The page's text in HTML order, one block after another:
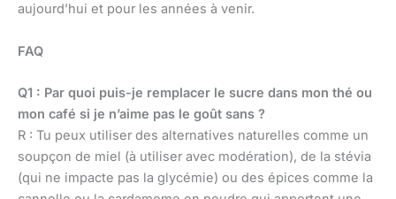
aujourd’hui et pour les années à venir.
FAQ
Q1 : Par quoi puis-je remplacer le sucre dans mon thé ou
mon café si je n’aime pas le goût sans ?
R : Tu peux utiliser des alternatives naturelles comme un
soupçon de miel (à utiliser avec modération), de la stévia
(qui ne impacte pas la glycémie) ou des épices comme la